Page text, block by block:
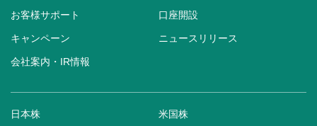
お客様サポート 口座開設
キャンペーン ニュースリリース
会社案内・IR情報
日本株 米国株